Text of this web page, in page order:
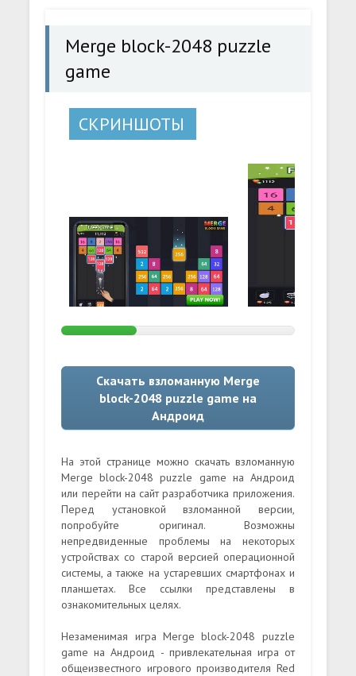
Merge block-2048 puzzle
game
СКРИНШОТЫ
Скачать взломанную Merge
block-2048 puzzle game на
Андроид
На этой странице можно скачать взломанную
Merge block-2048 puzzle game на Андроид
или перейти на сайт разработчика приложения.
Перед установкой взломанной версии,
попробуйте оригинал. Возможны
непредвиденные проблемы на некоторых
устройствах со старой версией операционной
системы, а также на устаревших смартфонах и
планшетах. Все ссылки представлены в
ознакомительных целях.
Незаменимая игра Merge block-2048 puzzle
game на Андроид - привлекательная игра от
общеизвестного игрового производителя Red